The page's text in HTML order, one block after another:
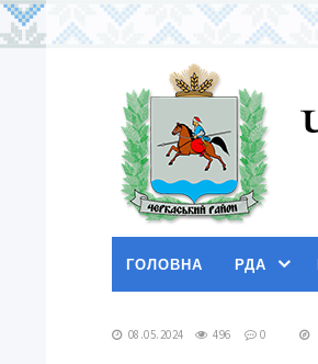
ГОЛОВНА РДА
08.05.2024 496 0